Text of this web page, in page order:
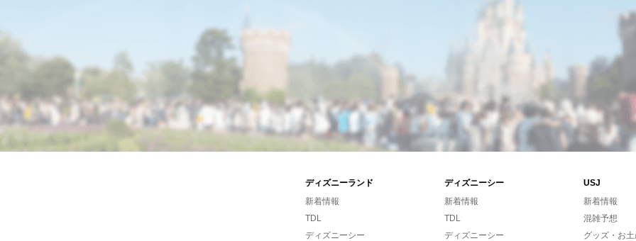
ディズニーランド ディズニーシー
USJ
新着情報
TDL
ディズニーシー
新着情報
TDL
ディズニーシー
新着情報
混雑予想
グッズ・お